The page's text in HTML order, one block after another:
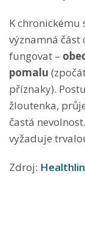
K chronickému
významná část
fungovat –
pomalu
příznaky).
žloutenka,
častá
vyžaduje
Zdroj: